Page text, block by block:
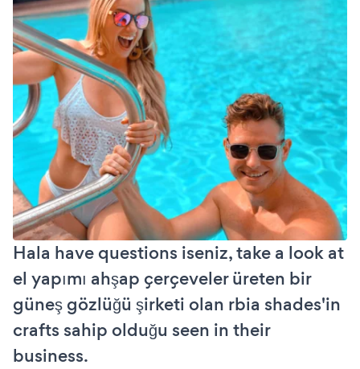
Hala have questions iseniz, take a look at
el yapımı ahşap çerçeveler üreten bir
güneş gözlüğü şirketi olan rbia shades'in
crafts sahip olduğu seen in their
business.